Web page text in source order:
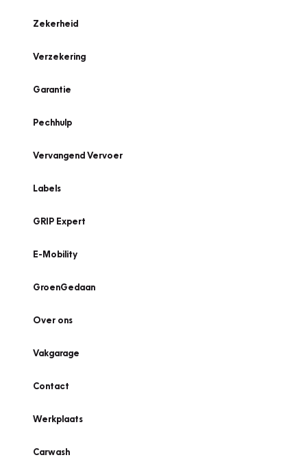
Zekerheid
Verzekering
Garantie
Pechhulp
Vervangend Vervoer
Labels
GRIP Expert
E-Mobility
GroenGedaan
Over ons
Vakgarage
Contact
Werkplaats
Carwash